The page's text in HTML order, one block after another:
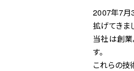
2007年7月
拡げてきま
当社は創業
す。
これらの技